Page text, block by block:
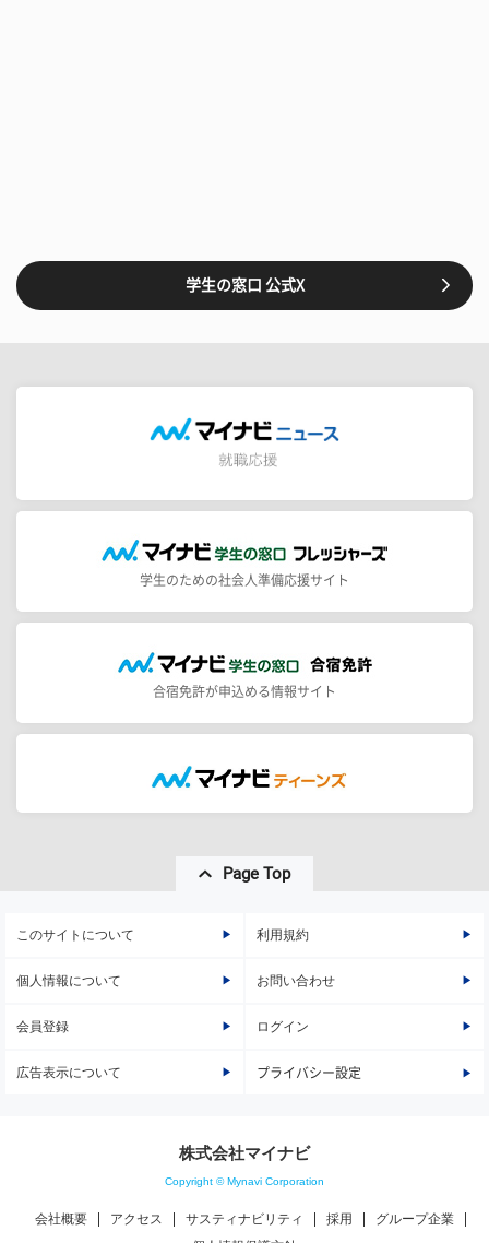
学生の窓口 公式X
学生のための社会人準備応援サイト
合宿免許が申込める情報サイト
Page Top
このサイトについて 利用規約
個人情報について お問い合わせ
会員登録 ログイン
広告表示について プライバシー設定
株式会社マイナビ
Copyright © Mynavi Corporation
会社概要 アクセス サスティナビリティ 採用
グループ企業